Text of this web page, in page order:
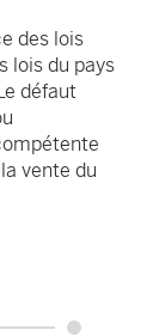
des lois
lois du pays
défaut
vente du